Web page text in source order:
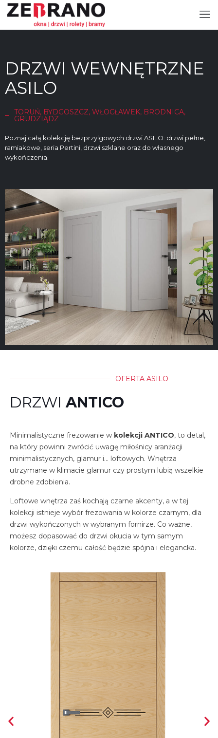
DRZWI WEWNĘTRZNE
ASILO
TORUŃ, BYDGOSZCZ, WŁOCŁAWEK, BRODNICA,
GRUDZIĄDZ
Poznaj całą kolekcję bezprzylgowych drzwi ASILO: drzwi pełne,
ramiakowe, seria Pertini, drzwi szklane oraz do własnego
wykończenia.
OFERTA ASILO
DRZWI ANTICO
Minimalistyczne frezowanie w kolekcji ANTICO, to detal,
na który powinni zwrócić uwagę miłośnicy aranżacji
minimalistycznych, glamur i… loftowych. Wnętrza
utrzymane w klimacie glamur czy prostym lubią wszelkie
drobne zdobienia.
Loftowe wnętrza zaś kochają czarne akcenty, a w tej
kolekcji istnieje wybór frezowania w kolorze czarnym, dla
drzwi wykończonych w wybranym fornirze. Co ważne,
możesz dopasować do drzwi okucia w tym samym
kolorze, dzięki czemu całość będzie spójna i elegancka.